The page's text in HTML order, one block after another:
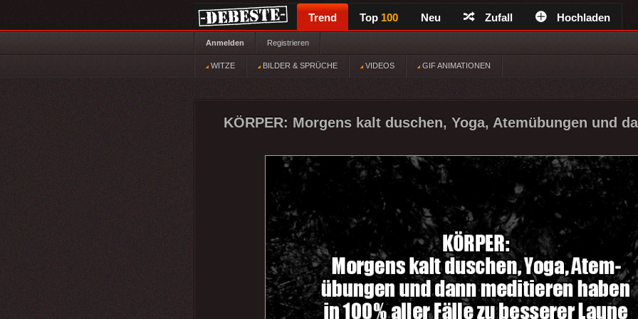
Trend Top 100 Neu Zufall Hochladen
Anmelden Registrieren
WITZE BILDER & SPRÜCHE VIDEOS GIF ANIMATIONEN
KÖRPER: Morgens kalt duschen, Yoga, Atemübungen und